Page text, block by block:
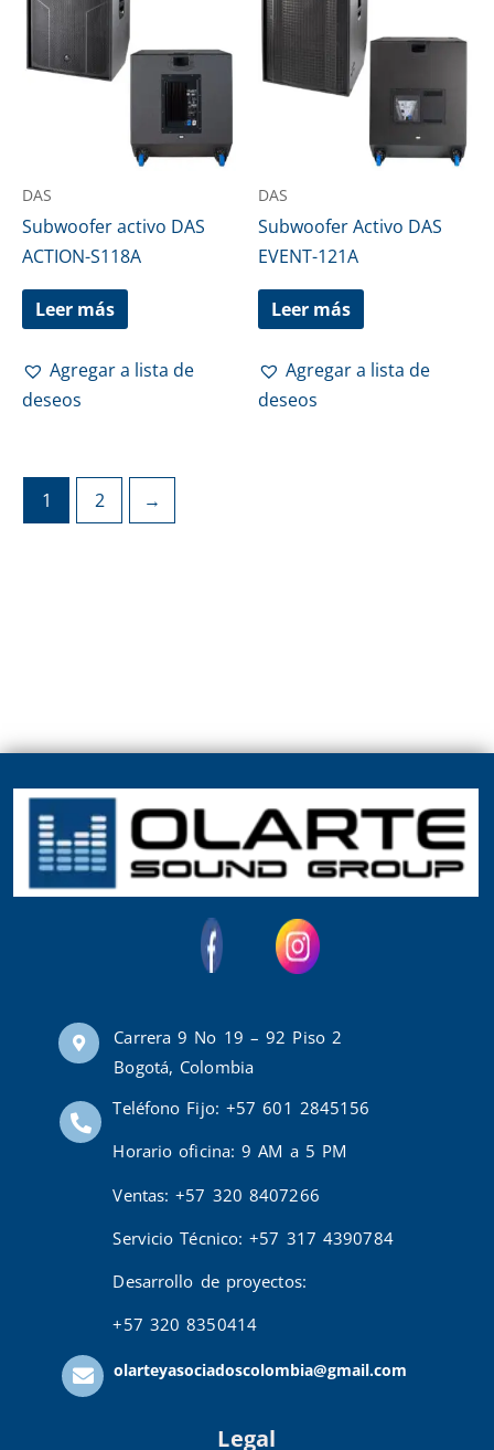
DAS
Subwoofer activo DAS
ACTION-S118A
Leer más
Agregar a lista de
deseos
DAS
Subwoofer Activo DAS
EVENT-121A
Leer más
Agregar a lista de
deseos
1 2 →
Carrera 9 No 19 – 92 Piso 2
Bogotá, Colombia
Teléfono Fijo: +57 601 2845156
Horario oficina: 9 AM a 5 PM
Ventas: +57 320 8407266
Servicio Técnico: +57 317 4390784
Desarrollo de proyectos:
+57 320 8350414
olarteyasociadoscolombia@gmail.com
Legal